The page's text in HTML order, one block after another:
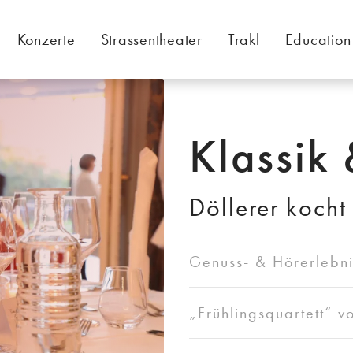
Konzerte Strassentheater Trakl Education
Klassik
Döllerer
Genuss- &
„Frühlingsquartett“